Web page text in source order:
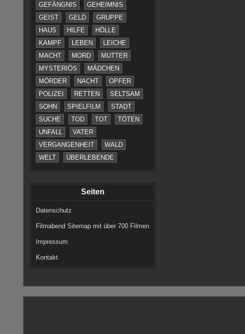
GEFÄNGNIS
GEHEIMNIS
GEIST
GELD
GRUPPE
HAUS
HILFE
HÖLLE
KAMPF
LEBEN
LEICHE
MACHT
MORD
MUTTER
MYSTERIÖS
MÄDCHEN
MÖRDER
NACHT
OPFER
POLIZEI
RETTEN
SELTSAM
SOHN
SPIELFILM
STADT
SUCHE
TOD TOT
TÖTEN
UNFALL
VATER
VERGANGENHEIT
WALD
WELT
ÜBERLEBENDE
Seiten
Datenschutz
Filmabend Sitemap mit über 700 Filmen
Impressum
Kontakt